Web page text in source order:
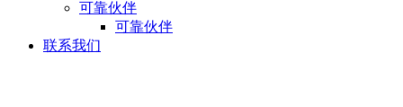
可靠伙伴
可靠伙伴
联系我们